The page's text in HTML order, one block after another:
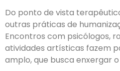
Do ponto de vista
outras práticas de
Encontros com psicólogos,
atividades artísticas fazem
amplo, que busca enxergar